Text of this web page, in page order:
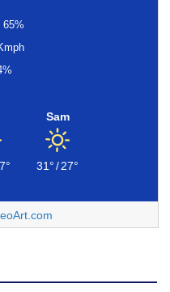
65%
Sam
31°/27°